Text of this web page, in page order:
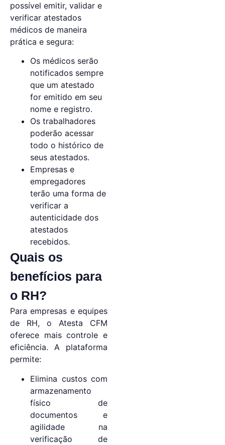
possível emitir, validar e
verificar atestados
médicos de maneira
prática e segura:
Os médicos serão
notificados sempre
que um atestado
for emitido em seu
nome e registro.
Os trabalhadores
poderão acessar
todo o histórico de
seus atestados.
Empresas e
empregadores
terão uma forma de
verificar a
autenticidade dos
atestados
recebidos.
Quais os
benefícios para
o RH?
Para empresas e equipes
de RH, o Atesta CFM
oferece mais controle e
eficiência. A plataforma
permite:
Elimina custos com
armazenamento
físico de
documentos e
agilidade na
verificação de